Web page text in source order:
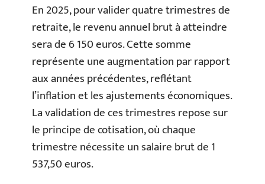
En 2025, pour valider quatre trimestres de
retraite, le revenu annuel brut à atteindre
sera de 6 150 euros. Cette somme
représente une augmentation par rapport
aux années précédentes, reflétant
l’inflation et les ajustements économiques.
La validation de ces trimestres repose sur
le principe de cotisation, où chaque
trimestre nécessite un salaire brut de 1
537,50 euros.